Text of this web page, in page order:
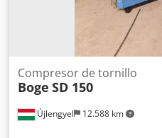
Depósito (montado en un
90: Volumen del depósito de
Újlengyel 12.588 km
Compresor de tornillo
Boge SD 150